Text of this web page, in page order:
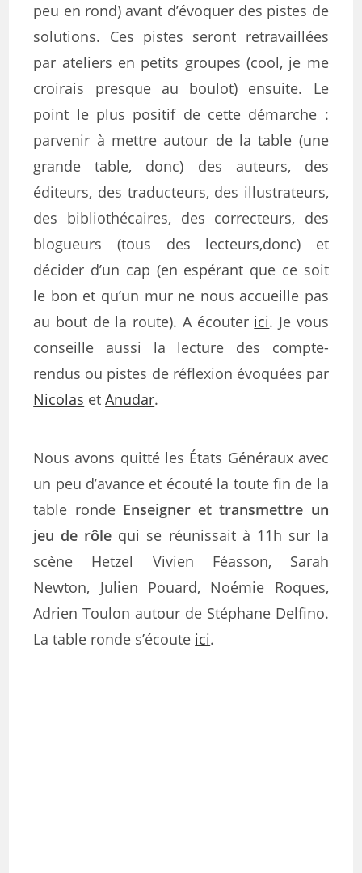
peu en rond) avant d’évoquer des pistes de
solutions. Ces pistes seront retravaillées
par ateliers en petits groupes (cool, je me
croirais presque au boulot) ensuite. Le
point le plus positif de cette démarche :
parvenir à mettre autour de la table (une
grande table, donc) des auteurs, des
éditeurs, des traducteurs, des illustrateurs,
des bibliothécaires, des correcteurs, des
blogueurs (tous des lecteurs,donc) et
décider d’un cap (en espérant que ce soit
le bon et qu’un mur ne nous accueille pas
au bout de la route). A écouter ici. Je vous
conseille aussi la lecture des compte-
rendus ou pistes de réflexion évoquées par
Nicolas etAnudar.
Nous avons quitté les États Généraux avec
un peu d’avance et écouté la toute fin de la
table ronde Enseigner et transmettre un
jeu de rôle qui se réunissait à 11h sur la
scène Hetzel Vivien Féasson, Sarah
Newton, Julien Pouard, Noémie Roques,
Adrien Toulon autour de Stéphane Delfino.
La table ronde s’écoute ici.